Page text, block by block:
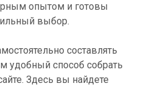
опытом и готовы
выбор.
составлять
удобный способ собрать
Здесь вы найдете